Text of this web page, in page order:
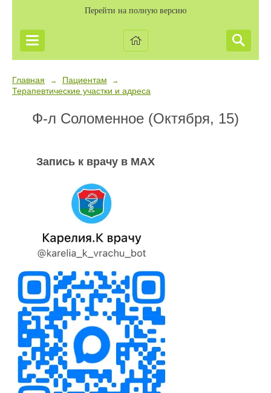
Перейти на полную версию
Главная → Пациентам →
Терапевтические участки и адреса
Ф-л Соломенное (Октября, 15)
Запись к врачу в MAX